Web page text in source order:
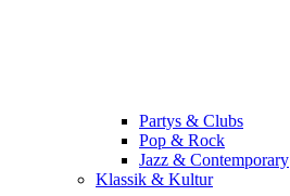
Partys & Clubs
Pop & Rock
Jazz & Contemporary
Klassik & Kultur